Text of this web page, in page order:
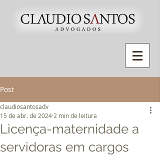
Post
Licença-maternidade a
servidoras em cargos
claudiosantosadv
15 de abr. de 2024 2 min de leitura